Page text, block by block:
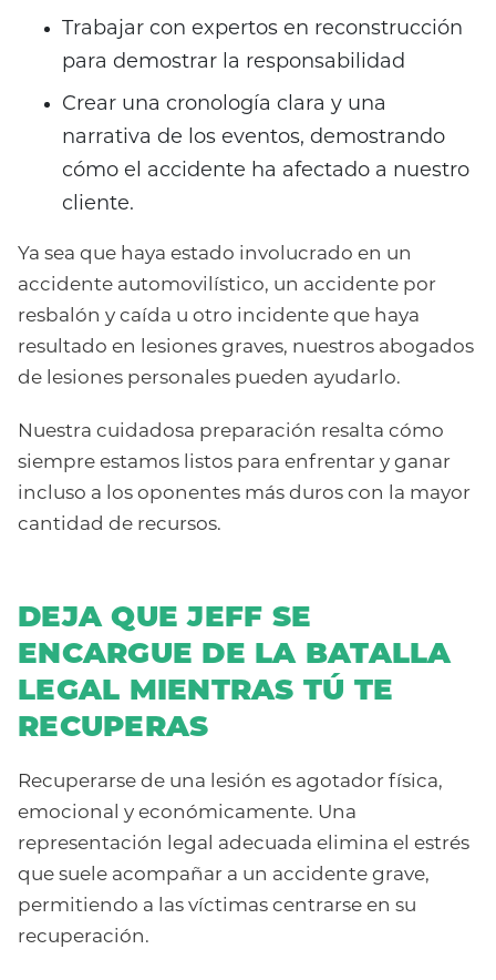
Trabajar con expertos en reconstrucción
para demostrar la responsabilidad
Crear una cronología clara y una
narrativa de los eventos, demostrando
cómo el accidente ha afectado a nuestro
cliente.
Ya sea que haya estado involucrado en un
accidente automovilístico, un accidente por
resbalón y caída u otro incidente que haya
resultado en lesiones graves, nuestros abogados
de lesiones personales pueden ayudarlo.
Nuestra cuidadosa preparación resalta cómo
siempre estamos listos para enfrentar y ganar
incluso a los oponentes más duros con la mayor
cantidad de recursos.
DEJA QUE JEFF SE
ENCARGUE DE LA BATALLA
LEGAL MIENTRAS TÚ TE
RECUPERAS
Recuperarse de una lesión es agotador física,
emocional y económicamente. Una
representación legal adecuada elimina el estrés
que suele acompañar a un accidente grave,
permitiendo a las víctimas centrarse en su
recuperación.